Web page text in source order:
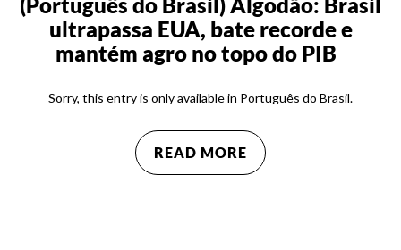
ultrapassa EUA, bate recorde e
mantém agro no topo do PIB
Sorry, this entry is only available in Português do Brasil.
READ MORE